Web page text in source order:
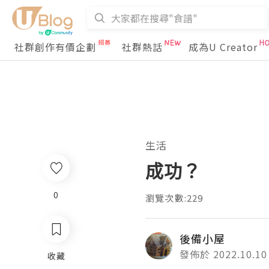
社群創作有價企劃 社群熱話 成為U Creator
生活
成功？
瀏覽次數:229
後備小屋
發佈於 2022.10.10
0
收藏